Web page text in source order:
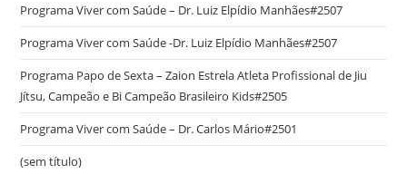
Programa Viver com Saúde – Dr. Luiz Elpídio Manhães#2507
Programa Viver com Saúde -Dr. Luiz Elpídio Manhães#2507
Programa Papo de Sexta – Zaion Estrela Atleta Profissional de Jiu
Jítsu, Campeão e Bi Campeão Brasileiro Kids#2505
Programa Viver com Saúde – Dr. Carlos Mário#2501
(sem título)